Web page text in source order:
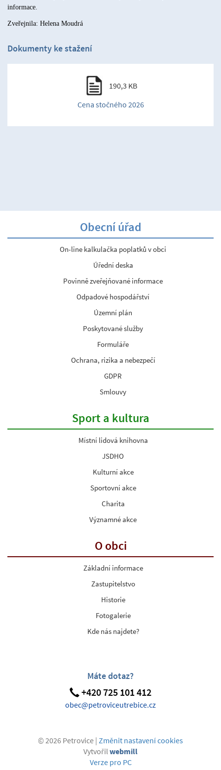
informace.
Zveřejnila: Helena Moudrá
Dokumenty ke stažení
190,3 KB
Cena stočného 2026
Obecní úřad
On-line kalkulačka poplatků v obci
Úřední deska
Povinně zveřejňované informace
Odpadové hospodářství
Územní plán
Poskytované služby
Formuláře
Ochrana, rizika a nebezpečí
GDPR
Smlouvy
Sport a kultura
Místní lidová knihovna
JSDHO
Kulturní akce
Sportovní akce
Charita
Významné akce
O obci
Základní informace
Zastupitelstvo
Historie
Fotogalerie
Kde nás najdete?
Máte dotaz?
+420 725 101 412
obec@petroviceutrebice.cz
© 2026 Petrovice | Změnit nastavení cookies
Vytvořil webmill
Verze pro PC